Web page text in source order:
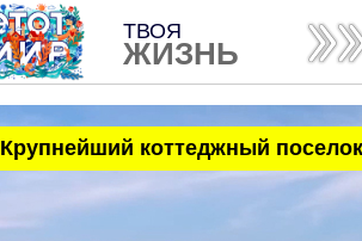
Крупнейший коттеджный
ТВОЯ
ЖИЗНЬ